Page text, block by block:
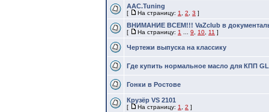
ААС.Tuning
[ На страницу: 1 2 3 ]
ВНИМАНИЕ ВСЕМ!!! VaZclub в
[ На страницу: 1 9 10 11 ]
Чертежи выпуска на классику
Где купить нормальное масло для КПП
Гонки в Ростове
Крузёр VS 2101
[ На страницу: 1 2 ]